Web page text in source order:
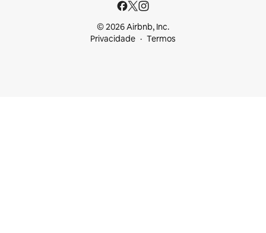
© 2026 Airbnb, Inc.
Privacidade
Termos